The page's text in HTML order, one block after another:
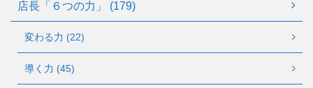
店長「６つの力」 (179)
変わる力 (22)
導く力 (45)